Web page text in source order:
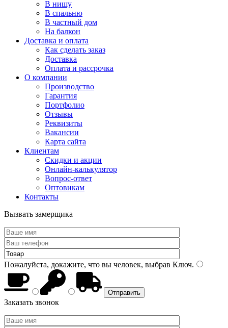
В нишу
В спальню
В частный дом
На балкон
Доставка и оплата
Как сделать заказ
Доставка
Оплата и рассрочка
О компании
Производство
Гарантия
Портфолио
Отзывы
Реквизиты
Вакансии
Карта сайта
Клиентам
Скидки и акции
Онлайн-калькулятор
Вопрос-ответ
Оптовикам
Контакты
Вызвать замерщика
Пожалуйста, докажите, что вы человек, выбрав Ключ.
Заказать звонок